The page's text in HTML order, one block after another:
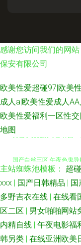
感谢您访问我们的网
保安有限公司
欧美性爱超碰97|欧美
成人a|欧美性爱成人
欧美性爱福利一区性
地图黄色小说视频网址 韩国
国产白丝三区 午夜色鬼
品欧美网站 日本天堂中文
日韩无码 午夜性福利 美
院 AV三级片网站 精品成
主站蜘蛛池模板： 超
xxx | 国产日韩精品 | 国
多野吉衣在线 | 在线看
区二区 | 男女啪啪网站
内精自线 | 午夜电影福
韩另类 | 在线亚洲欧美